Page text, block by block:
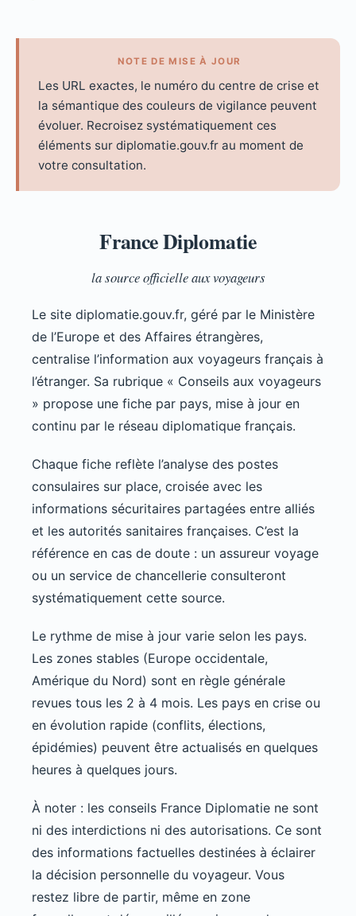
NOTE DE MISE À JOUR
Les URL exactes, le numéro du centre de crise et
la sémantique des couleurs de vigilance peuvent
évoluer. Recroisez systématiquement ces
éléments sur diplomatie.gouv.fr au moment de
votre consultation.
France Diplomatie
la source officielle aux voyageurs
Le site diplomatie.gouv.fr, géré par le Ministère
de l’Europe et des Affaires étrangères,
centralise l’information aux voyageurs français à
l’étranger. Sa rubrique « Conseils aux voyageurs
» propose une fiche par pays, mise à jour en
continu par le réseau diplomatique français.
Chaque fiche reflète l’analyse des postes
consulaires sur place, croisée avec les
informations sécuritaires partagées entre alliés
et les autorités sanitaires françaises. C’est la
référence en cas de doute : un assureur voyage
ou un service de chancellerie consulteront
systématiquement cette source.
Le rythme de mise à jour varie selon les pays.
Les zones stables (Europe occidentale,
Amérique du Nord) sont en règle générale
revues tous les 2 à 4 mois. Les pays en crise ou
en évolution rapide (conflits, élections,
épidémies) peuvent être actualisés en quelques
heures à quelques jours.
À noter : les conseils France Diplomatie ne sont
ni des interdictions ni des autorisations. Ce sont
des informations factuelles destinées à éclairer
la décision personnelle du voyageur. Vous
restez libre de partir, même en zone